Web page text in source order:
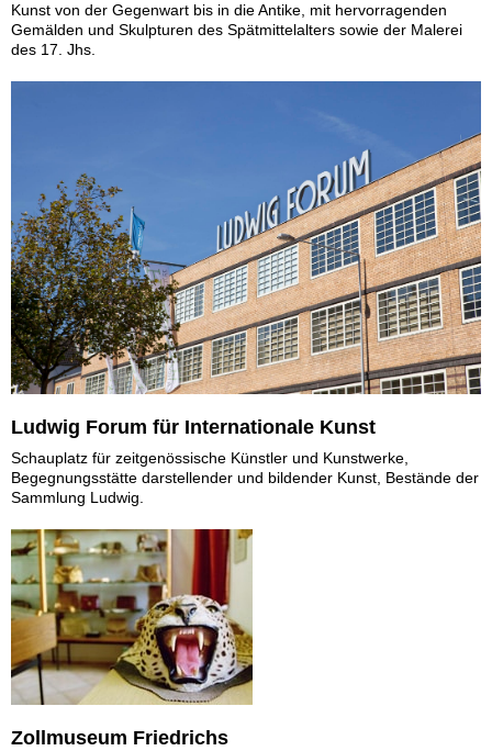
Kunst von der Gegenwart bis in die Antike, mit hervorragenden
Gemälden und Skulpturen des Spätmittelalters sowie der Malerei
des 17. Jhs.
Ludwig Forum für Internationale Kunst
Schauplatz für zeitgenössische Künstler und Kunstwerke,
Begegnungsstätte darstellender und bildender Kunst, Bestände der
Sammlung Ludwig.
Zollmuseum Friedrichs